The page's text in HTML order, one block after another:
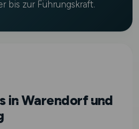
bis zur Führungskraft.
in Warendorf und